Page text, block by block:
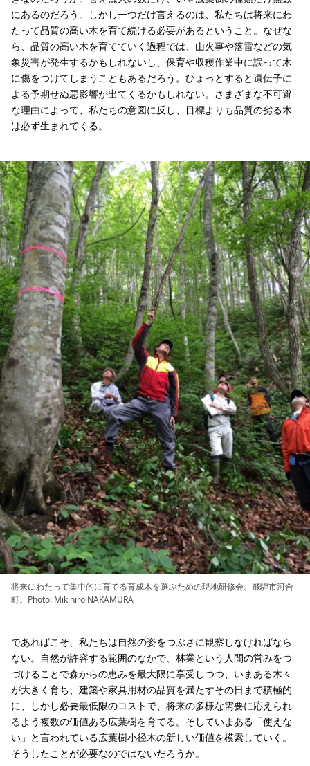
にあるのだろう。しかし一つだけ言えるのは、私たちは将来にわ
たって品質の高い木を育て続ける必要があるということ。なぜな
ら、品質の高い木を育てていく過程では、山火事や落雷などの気
象災害が発生するかもしれないし、保育や収穫作業中に誤って木
に傷をつけてしまうこともあるだろう。ひょっとすると遺伝子に
よる予期せぬ悪影響が出てくるかもしれない。さまざまな不可避
な理由によって、私たちの意図に反し、目標よりも品質の劣る木
は必ず生まれてくる。
将来にわたって集中的に育てる育成木を選ぶための現地研修会。飛騨市河合
町。Photo: Mikihiro NAKAMURA
であればこそ、私たちは自然の姿をつぶさに観察しなければなら
ない。自然が許容する範囲のなかで、林業という人間の営みをつ
づけることで森からの恵みを最大限に享受しつつ、いまある木々
が大きく育ち、建築や家具用材の品質を満たすその日まで積極的
に、しかし必要最低限のコストで、将来の多様な需要に応えられ
るよう複数の価値ある広葉樹を育てる。そしていまある「使えな
い」と言われている広葉樹小径木の新しい価値を模索していく。
そうしたことが必要なのではないだろうか。